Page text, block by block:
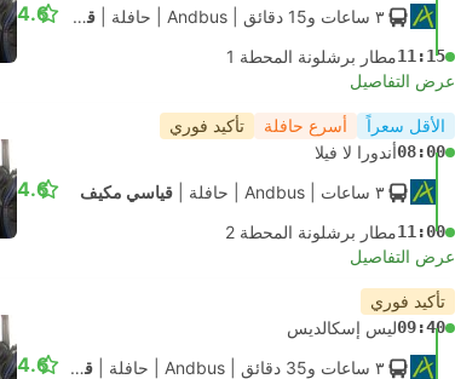
٣ ساعات و‫15 دقائق
حافلة قياسي مكيف
11:15مطار برشلونة المحطة 1
4.6
عرض التفاصيل
الأقل سعراً أسرع حافلة تأكيد فوري
08:00أندورا لا فيلا
٣ ساعات
حافلة قياسي مكيف
11:00مطار برشلونة المحطة 2
4.6
عرض التفاصيل
تأكيد فوري
09:40ليس إسكالديس
٣ ساعات و‫35 دقائق
حافلة قياسي مكيف 4.6